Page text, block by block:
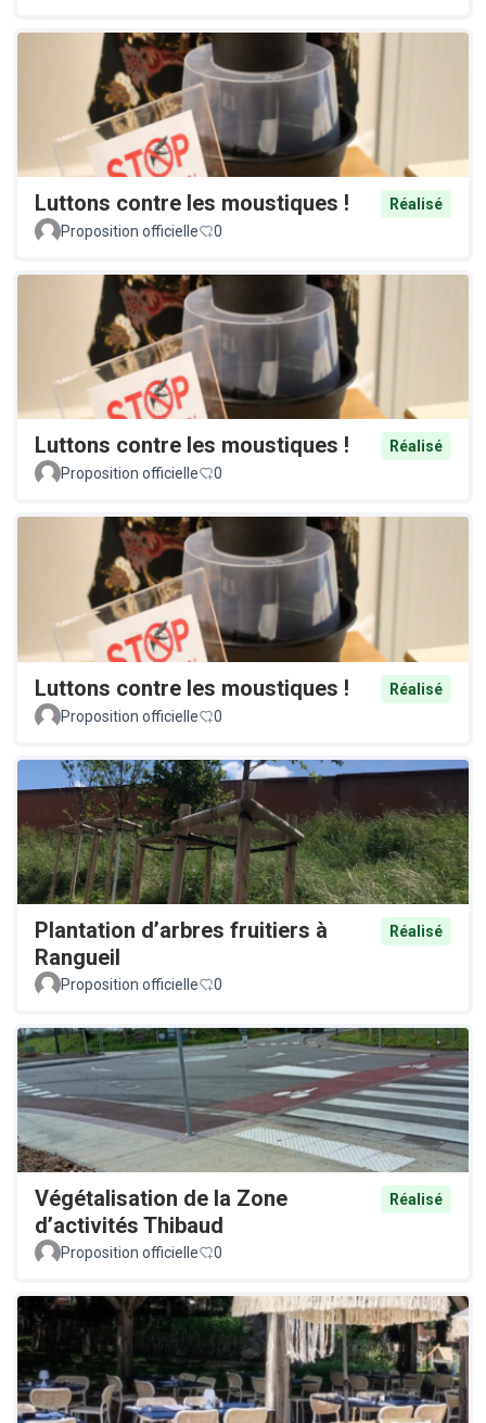
Luttons contre les moustiques !
Réalisé
Proposition officielle
0
Luttons contre les moustiques !
Réalisé
Proposition officielle
0
Luttons contre les moustiques !
Réalisé
Proposition officielle
0
Plantation d’arbres fruitiers à
Rangueil
Réalisé
Proposition officielle 0
Végétalisation de la Zone
d’activités Thibaud
Réalisé
Proposition officielle 0